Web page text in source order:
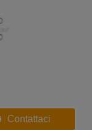
Contattaci